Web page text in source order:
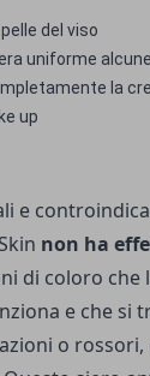
del viso
uniforme
la
up
e
non ha
di coloro
e che si
o